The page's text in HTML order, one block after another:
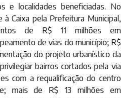
e localidades beneficiadas. No
Caixa pela Prefeitura Municipal,
de R$ 11 milhões em
de vias do município; R$
do projeto urbanístico da
bairros cortados pela via
com a requalificação do centro
mais de R$ 13 milhões em